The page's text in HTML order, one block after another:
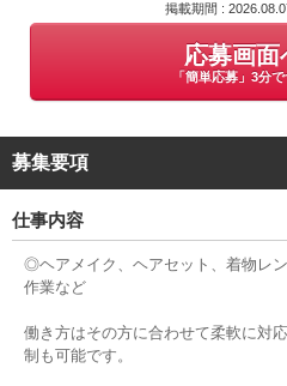
掲載期間 :
応募画面
「簡単応募」3分
募集要項
仕事内容
◎ヘアメイク、ヘアセット、着物レ
作業など
働き方はその方に合わせて柔軟に対
制も可能です。